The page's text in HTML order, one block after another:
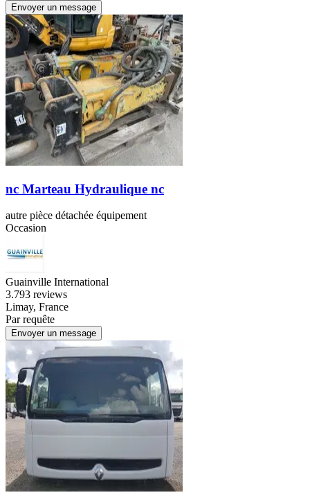
Envoyer un message
nc Marteau Hydraulique nc
autre pièce détachée équipement
Occasion
Guainville International
3.793 reviews
Limay, France
Par requête
Envoyer un message